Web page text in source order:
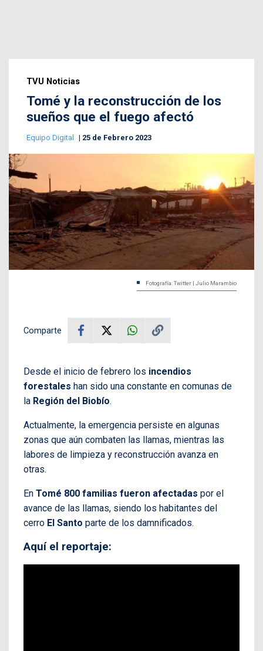
TVU Noticias
Tomé y la reconstrucción de los
sueños que el fuego afectó
Equipo Digital 25 de Febrero 2023
Fotografía: Twitter | Julio Marambio
Comparte
Desde el inicio de febrero los incendios
forestales han sido una constante en comunas de
la Región del Biobío.
Actualmente, la emergencia persiste en algunas
zonas que aún combaten las llamas, mientras las
labores de limpieza y reconstrucción avanza en
otras.
En Tomé 800 familias fueron afectadas por el
avance de las llamas, siendo los habitantes del
cerro El Santo parte de los damnificados.
Aquí el reportaje: